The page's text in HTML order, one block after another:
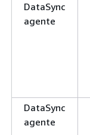
DataSync
agente
DataSync
agente